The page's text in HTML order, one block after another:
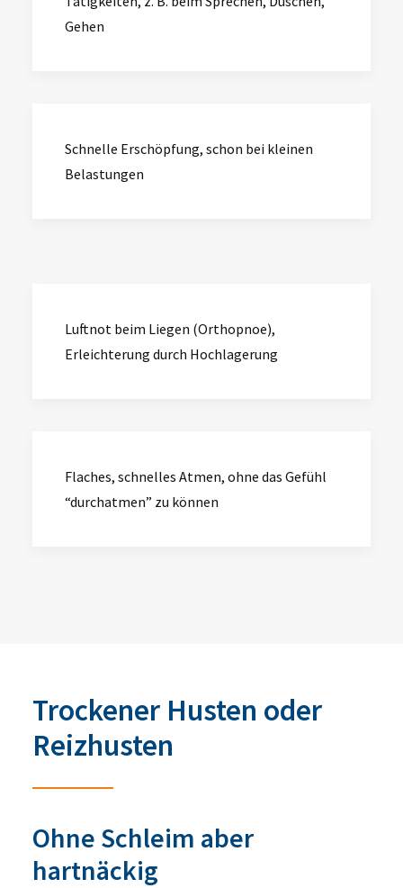
Gehen
Schnelle Erschöpfung, schon bei kleinen
Belastungen
Luftnot beim Liegen (Orthopnoe),
Erleichterung durch Hochlagerung
Flaches, schnelles Atmen, ohne das Gefühl
“durchatmen” zu können
Trockener Husten oder
Reizhusten
Ohne Schleim aber
hartnäckig